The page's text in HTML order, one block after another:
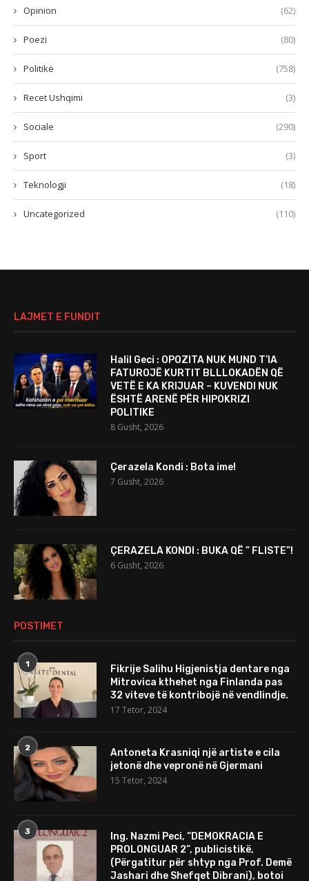
Opinion (62)
Poezi (80)
Politikë (758)
Recet Ushqimi (3)
Sociale (290)
Sport (3)
Teknologji (18)
Uncategorized (110)
LAJMET E FUNDIT
Halil Geci : OPOZITA NUK MUND T’IA
FATUROJË KURTIT BLLLOKADËN QË
VETË E KA KRIJUAR – KUVENDI NUK
ËSHTË ARENË PËR HIPOKRIZI
POLITIKE
8 Gusht, 2026
Çerazela Kondi : Bota ime!
7 Gusht, 2026
ÇERAZELA KONDI : BUKA QË ” FLISTE”!
6 Gusht, 2026
POSTIMET
1
Fikrije Salihu Higjenistja dentare nga
Mitrovica kthehet nga Finlanda pas
32 viteve të kontribojë në vendlindje.
17 Tetor, 2024
2
Antoneta Krasniqi një artiste e cila
jetonë dhe vepronë në Gjermani
15 Tetor, 2024
3
Ing. Nazmi Peci, “DEMOKRACIA E
PROLONGUAR 2”, publicistikë,
(Përgatitur për shtyp nga Prof. Demë
Jashari dhe Shefqet Dibrani), botoi